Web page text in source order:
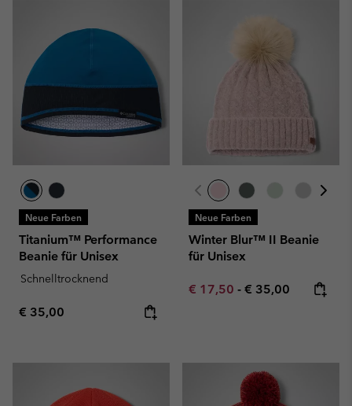
Neue Farben
Titanium™ Performance
Beanie für Unisex
Schnelltrocknend
Regular price:
€ 35,00
Neue Farben
Winter Blur™ II Beanie
für Unisex
Minimum sale price:
€ 17,50 - Maximum price:
€ 35,00